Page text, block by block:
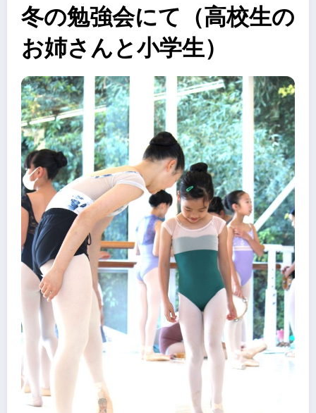
冬の勉強会にて（高校生の
お姉さんと小学生）